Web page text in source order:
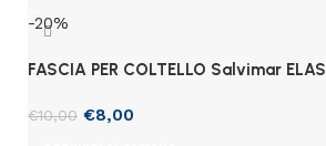
-20%
FASCIA PER COLTELLO Salvimar
€10,00 €8,00